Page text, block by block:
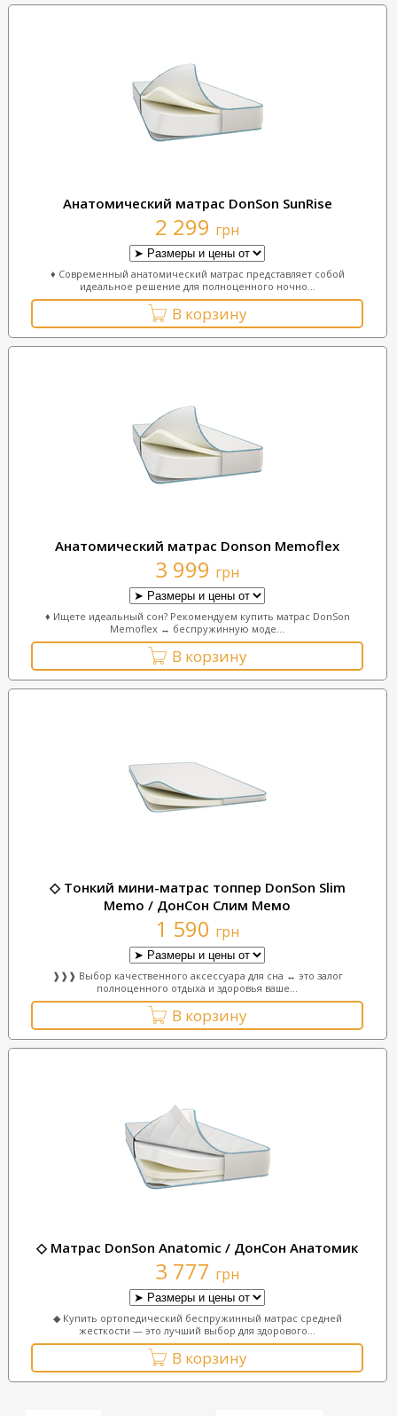
Анатомический матрас DonSon SunRise
2 299 грн
♦ Современный анатомический матрас представляет собой
идеальное решение для полноценного ночно...
В корзину
Анатомический матрас Donson Memoflex
3 999 грн
♦ Ищете идеальный сон? Рекомендуем купить матрас DonSon
Memoflex ↔ беспружинную моде...
В корзину
◇ Тонкий мини-матрас топпер DonSon Slim
Memo / ДонСон Слим Мемо
1 590 грн
❱❱❱ Выбор качественного аксессуара для сна ↔ это залог
полноценного отдыха и здоровья ваше...
В корзину
◇ Матрас DonSon Anatomic / ДонСон Анатомик
3 777 грн
◆ Купить ортопедический беспружинный матрас средней
жесткости — это лучший выбор для здорового...
В корзину